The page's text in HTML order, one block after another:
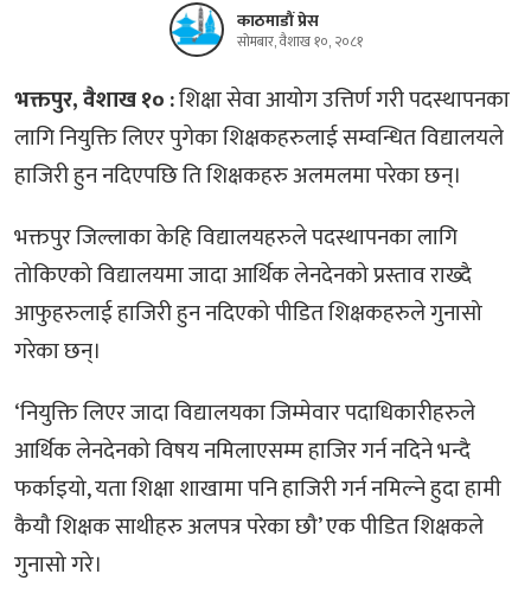
काठमाडौं प्रेस
सोमबार, वैशाख १०, २०८१
भक्तपुर, वैशाख १० :शिक्षा सेवा आयोग उत्तिर्ण गरी पदस्थापनका
लागि नियुक्ति लिएर पुगेका शिक्षकहरुलाई सम्वन्धित विद्यालयले
हाजिरी हुन नदिएपछि ति शिक्षकहरु अलमलमा परेका छन्।
भक्तपुर जिल्लाका केहि विद्यालयहरुले पदस्थापनका लागि
तोकिएको विद्यालयमा जादा आर्थिक लेनदेनको प्रस्ताव राख्दै
आफुहरुलाई हाजिरी हुन नदिएको पीडित शिक्षकहरुले गुनासो
गरेका छन्।
‘नियुक्ति लिएर जादा विद्यालयका जिम्मेवार पदाधिकारीहरुले
आर्थिक लेनदेनको विषय नमिलाएसम्म हाजिर गर्न नदिने भन्दै
फर्काइयो, यता शिक्षा शाखामा पनि हाजिरी गर्न नमिल्ने हुदा हामी
कैयौ शिक्षक साथीहरु अलपत्र परेका छौ’ एक पीडित शिक्षकले
गुनासो गरे।